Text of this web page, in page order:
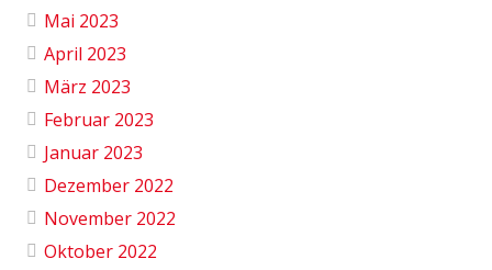
Mai 2023
April 2023
März 2023
Februar 2023
Januar 2023
Dezember 2022
November 2022
Oktober 2022